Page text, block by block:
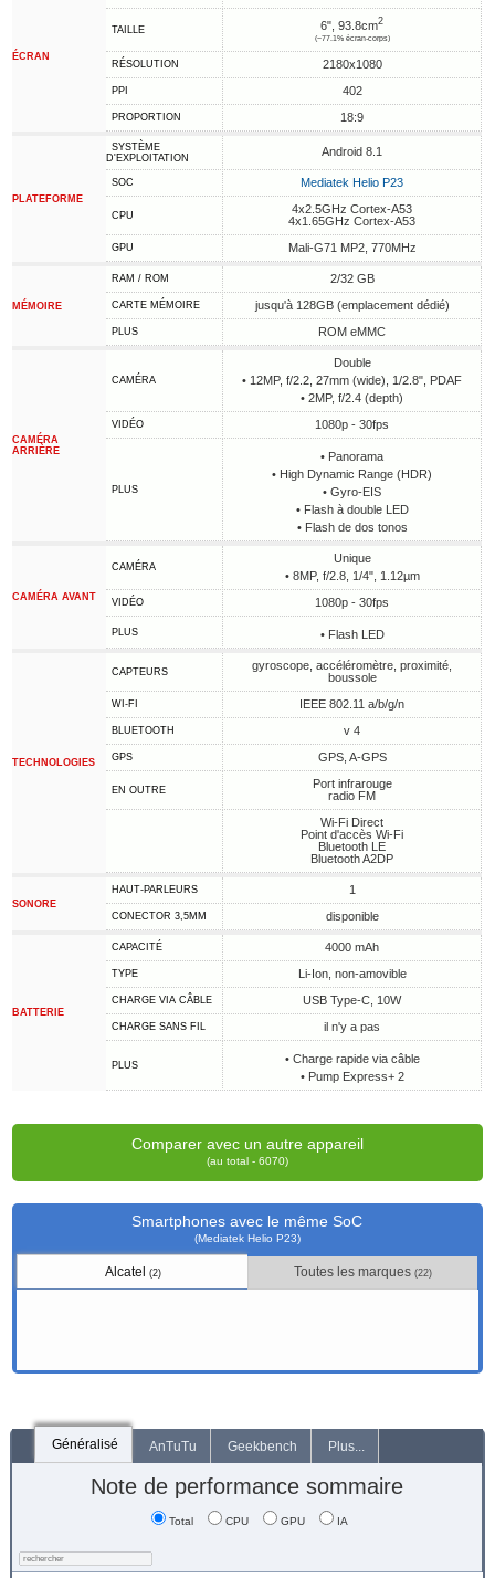
ÉCRAN
TAILLE 6", 93.8cm2
(~77.1% écran-corps)
RÉSOLUTION 2180x1080
PPI 402
PROPORTION 18:9
PLATEFORME
SYSTÈME
D'EXPLOITATION
Android 8.1
SOC Mediatek Helio P23
CPU
4x2.5GHz Cortex-A53
4x1.65GHz Cortex-A53
GPU Mali-G71 MP2, 770MHz
MÉMOIRE
RAM / ROM 2/32 GB
CARTE MÉMOIRE jusqu'à 128GB (emplacement dédié)
PLUS ROM eMMC
CAMÉRA
ARRIÈRE
CAMÉRA
Double
• 12MP, f/2.2, 27mm (wide), 1/2.8", PDAF
• 2MP, f/2.4 (depth)
VIDÉO 1080p - 30fps
PLUS
• Panorama
• High Dynamic Range (HDR)
• Gyro-EIS
• Flash à double LED
• Flash de dos tonos
CAMÉRA AVANT
CAMÉRA
Unique
• 8MP, f/2.8, 1/4", 1.12µm
VIDÉO 1080p - 30fps
PLUS • Flash LED
TECHNOLOGIES
CAPTEURS
gyroscope, accéléromètre, proximité,
boussole
WI-FI IEEE 802.11 a/b/g/n
BLUETOOTH v 4
GPS GPS, A-GPS
EN OUTRE
Port infrarouge
radio FM
Wi-Fi Direct
Point d'accès Wi-Fi
Bluetooth LE
Bluetooth A2DP
SONORE
HAUT-PARLEURS 1
CONECTOR 3,5MM disponible
BATTERIE
CAPACITÉ 4000 mAh
TYPE Li-Ion, non-amovible
CHARGE VIA CÂBLE USB Type-C, 10W
CHARGE SANS FIL il n'y a pas
PLUS
• Charge rapide via câble
• Pump Express+ 2
Comparer avec un autre appareil
(au total - 6070)
Smartphones avec le même SoC
(Mediatek Helio P23)
Alcatel (2) Toutes les marques(22)
Généralisé AnTuTu Geekbench Plus...
Note de performance sommaire
Total CPU GPU IA